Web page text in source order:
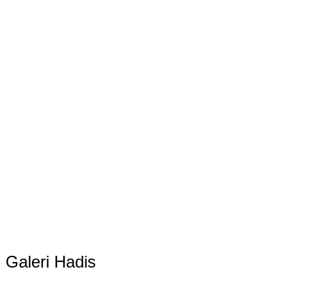
Galeri Hadis